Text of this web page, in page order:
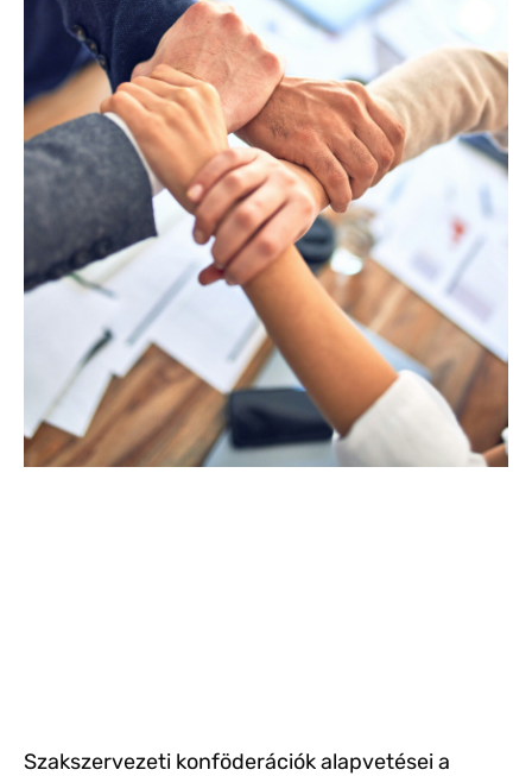
Szakszervezeti konföderációk alapvetései a